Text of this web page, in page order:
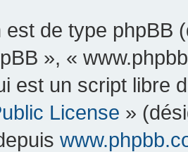
est de type phpBB
», «
est un script libre
License »